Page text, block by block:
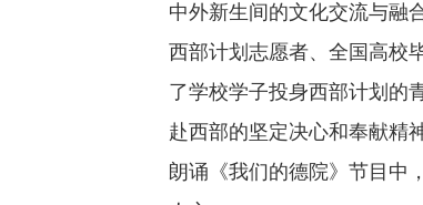
中外新生间的文化交流与融
西部计划志愿者、全国高校
了学校学子投身西部计划的
赴西部的坚定决心和奉献精
朗诵《我们的德院》节目中